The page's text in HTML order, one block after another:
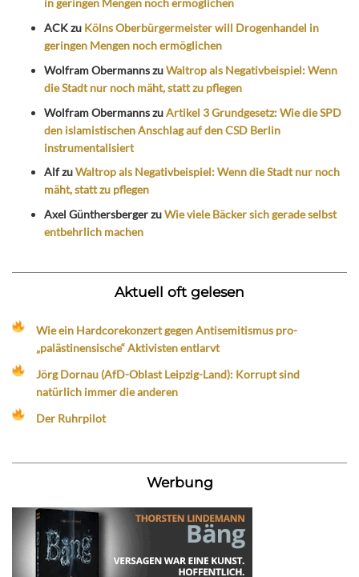
in geringen Mengen noch ermöglichen
ACKzu Kölns Oberbürgermeister will Drogenhandel in
geringen Mengen noch ermöglichen
Wolfram ObermannszuWaltrop als Negativbeispiel: Wenn
die Stadt nur noch mäht, statt zu pflegen
Wolfram ObermannszuArtikel 3 Grundgesetz: Wie die SPD
den islamistischen Anschlag auf den CSD Berlin
instrumentalisiert
AlfzuWaltrop als Negativbeispiel: Wenn die Stadt nur noch
mäht, statt zu pflegen
Axel GünthersbergerzuWie viele Bäcker sich gerade selbst
entbehrlich machen
Aktuell oft gelesen
Wie ein Hardcorekonzert gegen Antisemitismus pro-
„palästinensische“ Aktivisten entlarvt
Jörg Dornau (AfD-Oblast Leipzig-Land): Korrupt sind
natürlich immer die anderen
Der Ruhrpilot
Werbung